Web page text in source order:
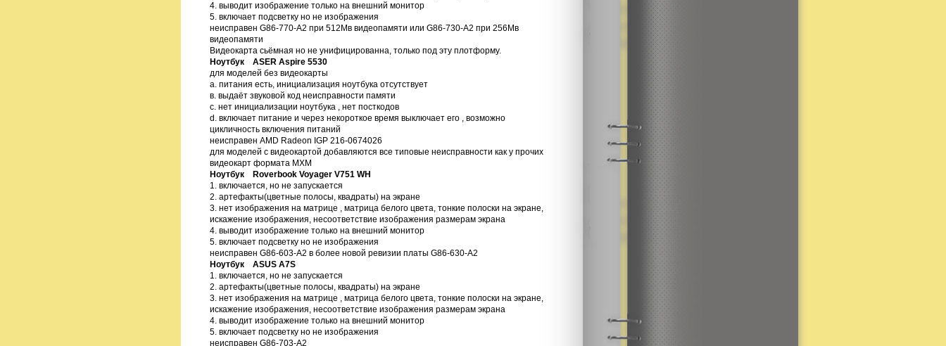
4. выводит изображение только на внешний монитор
5. включает подсветку но не изображения
неисправен G86-770-A2 при 512Мв видеопамяти или G86-730-A2 при 256Мв
видеопамяти
Видеокарта сьёмная но не унифицированна, только под эту плотформу.
Ноутбук ASER Aspire 5530
для моделей без видеокарты
а. питания есть, инициализация ноутбука отсутствует
в. выдаёт звуковой код неисправности памяти
с. нет инициализации ноутбука , нет посткодов
d. включает питание и через некороткое время выключает его , возможно
цикличность включения питаний
неисправен AMD Radeon IGP 216-0674026
для моделей с видеокартой добавляются все типовые неисправности как у прочих
видеокарт формата МХМ
Ноутбук Roverbook Voyager V751 WH
1. включается, но не запускается
2. артефакты(цветные полосы, квадраты) на экране
3. нет изображения на матрице , матрица белого цвета, тонкие полоски на экране,
искажение изображения, несоответствие изображения размерам экрана
4. выводит изображение только на внешний монитор
5. включает подсветку но не изображения
неисправен G86-603-A2 в более новой ревизии платы G86-630-A2
Ноутбук ASUS A7S
1. включается, но не запускается
2. артефакты(цветные полосы, квадраты) на экране
3. нет изображения на матрице , матрица белого цвета, тонкие полоски на экране,
искажение изображения, несоответствие изображения размерам экрана
4. выводит изображение только на внешний монитор
5. включает подсветку но не изображения
неисправен G86-703-A2